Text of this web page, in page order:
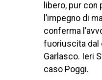
libero, pur
l’impegno di
conferma
fuoriuscita dal
Garlasco. Ieri
caso Poggi.